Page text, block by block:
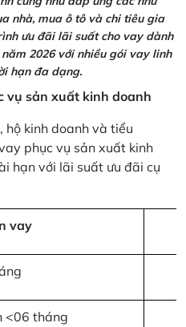
nhà, mua ô tô và chi tiêu gia
ưu đãi lãi suất cho vay dành
2026 với nhiều gói vay linh
hạn đa dạng.
vụ sản xuất kinh doanh
hộ kinh doanh và tiểu
phục vụ sản xuất kinh
hạn với lãi suất ưu đãi cụ
vay
<06 tháng